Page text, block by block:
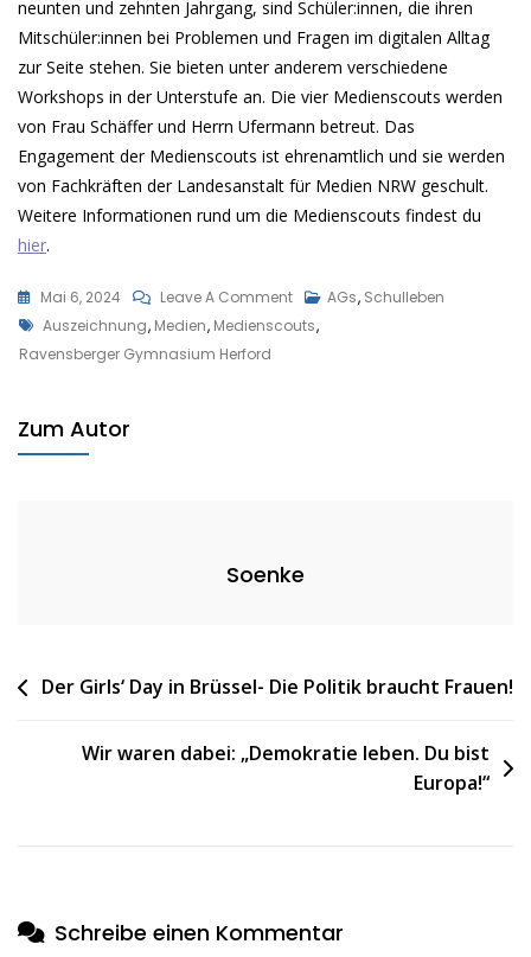
neunten und zehnten Jahrgang, sind Schüler:innen, die ihren
Mitschüler:innen bei Problemen und Fragen im digitalen Alltag
zur Seite stehen. Sie bieten unter anderem verschiedene
Workshops in der Unterstufe an. Die vier Medienscouts werden
von Frau Schäffer und Herrn Ufermann betreut. Das
Engagement der Medienscouts ist ehrenamtlich und sie werden
von Fachkräften der Landesanstalt für Medien NRW geschult.
Weitere Informationen rund um die Medienscouts findest du
hier.
Mai 6, 2024 Leave A CommentOn
RAVENSBERGER
AGs, Schulleben
Tags
Auszeichnung, Medien, Medienscouts,
Ravensberger Gymnasium Herford
Zum Autor
Soenke
Beitragsnavigation
Der Girls‘ Day in Brüssel- Die Politik braucht Frauen!
Wir waren dabei: „Demokratie leben. Du bist
Europa!“
Schreibe einen Kommentar